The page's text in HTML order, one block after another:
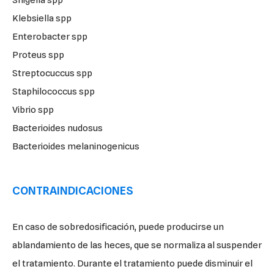
Klebsiella spp
Enterobacter spp
Proteus spp
Streptocuccus spp
Staphilococcus spp
Vibrio spp
Bacterioides nudosus
Bacterioides melaninogenicus
CONTRAINDICACIONES
En caso de sobredosificación, puede producirse un
ablandamiento de las heces, que se normaliza al suspender
el tratamiento. Durante el tratamiento puede disminuir el